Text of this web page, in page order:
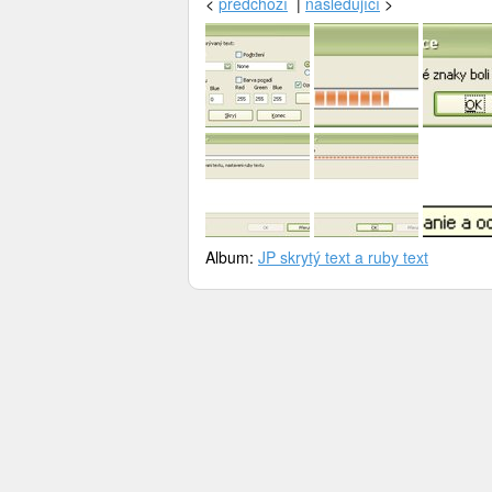
Album: JP skrytý text a ruby text